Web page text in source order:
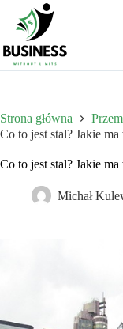
Przejdź
treści
Strona główna
Co to jest stal? Jakie
Co to jest stal? Jakie
Michał